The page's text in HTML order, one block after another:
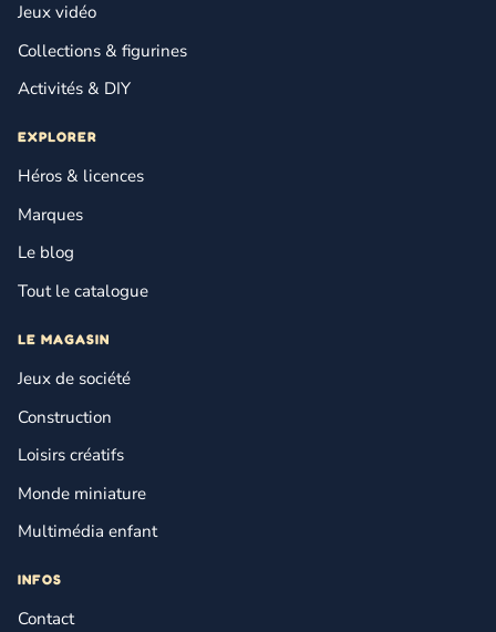
Jeux vidéo
Collections & figurines
Activités & DIY
EXPLORER
Héros & licences
Marques
Le blog
Tout le catalogue
LE MAGASIN
Jeux de société
Construction
Loisirs créatifs
Monde miniature
Multimédia enfant
INFOS
Contact